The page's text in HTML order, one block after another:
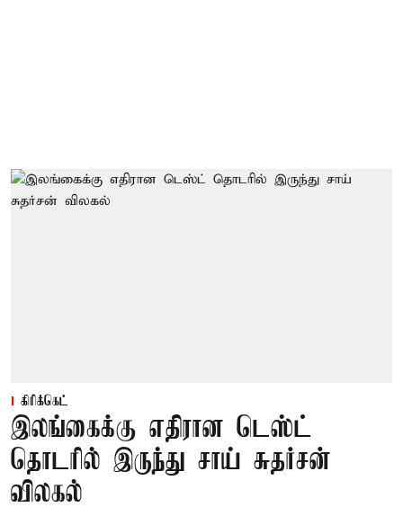
கிரிக்கெட்
இலங்கைக்கு எதிரான டெஸ்ட்
தொடரில் இருந்து சாய் சுதர்சன்
விலகல்